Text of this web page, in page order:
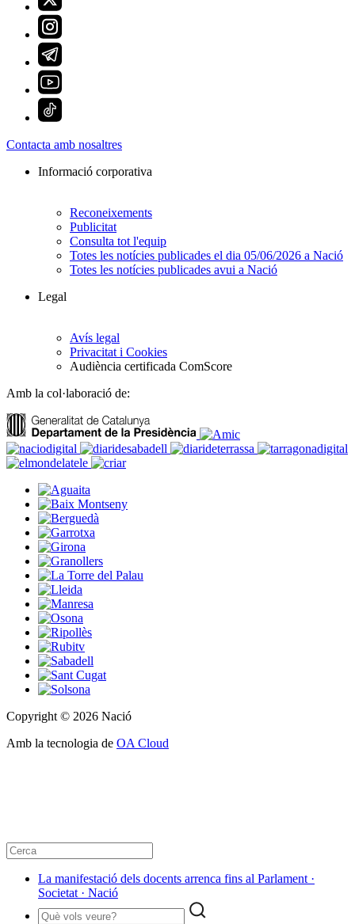
Contacta amb nosaltres
Informació corporativa
Reconeixements
Publicitat
Consulta tot l'equip
Totes les notícies publicades el dia 05/06/2026 a Nació
Totes les notícies publicades avui a Nació
Legal
Avís legal
Privacitat i Cookies
Audiència certificada ComScore
Amb la col·laboració de:
Copyright © 2026 Nació
Amb la tecnologia de OA Cloud
La manifestació dels docents arrenca fins al Parlament ·
Societat · Nació